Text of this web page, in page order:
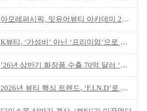
아모레퍼시픽, 밋유어뷰티 아카데미 2기 발대식
K뷰티, ‘가성비’ 아닌 ‘프리미엄’으로 승부걸어야
’26년 상반기 화장품 수출 70억 달러 ‘역대 최고’
2026년 뷰티 핵심 트렌드, ‘F.I.N.D’로 읽는다